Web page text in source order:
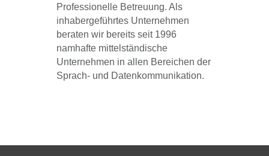
Professionelle Betreuung. Als
inhabergeführtes Unternehmen
beraten wir bereits seit 1996
namhafte mittelständische
Unternehmen in allen Bereichen der
Sprach- und Datenkommunikation.